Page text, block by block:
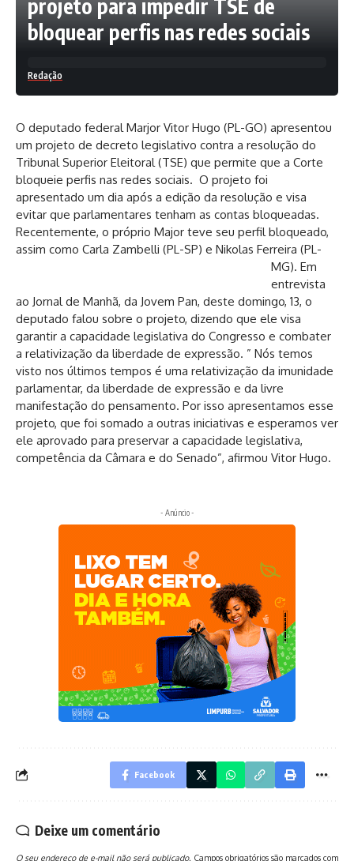
projeto para impedir TSE de
bloquear perfis nas redes sociais
Redação
O deputado federal Marjor Vitor Hugo (PL-GO) apresentou
um projeto de decreto legislativo contra a resolução do
Tribunal Superior Eleitoral (TSE) que permite que a Corte
bloqueie perfis nas redes sociais. O projeto foi
apresentado um dia após a edição da resolução e visa
evitar que parlamentares tenham as contas bloqueadas.
Recentemente, o próprio Major teve seu perfil bloqueado,
assim como Carla Zambelli (PL-SP) e Nikolas Ferreira (PL-
MG). Em
entrevista
ao Jornal de Manhã, da Jovem Pan, deste domingo, 13, o
deputado falou sobre o projeto, dizendo que ele visa
garantir a capacidade legislativa do Congresso e combater
a relativização da liberdade de expressão. ” Nós temos
visto nos últimos tempos é uma relativização da imunidade
parlamentar, da liberdade de expressão e da livre
manifestação do pensamento. Por isso apresentamos esse
projeto, que foi somado a outras iniciativas e esperamos ver
ele aprovado para preservar a capacidade legislativa,
competência da Câmara e do Senado”, afirmou Vitor Hugo.
- Anúncio -
Facebook
Deixe um comentário
O seu endereço de e-mail não será publicado. Campos obrigatórios são marcados com